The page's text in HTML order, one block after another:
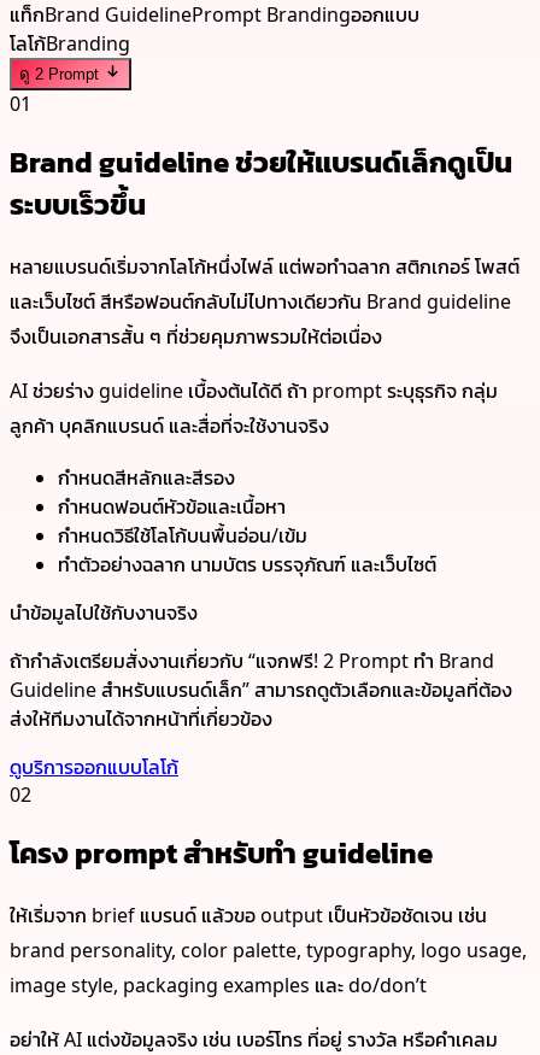
แท็กBrand GuidelinePrompt Brandingออกแบบ
โลโก้Branding
ดู 2 Prompt
01
Brand guideline ช่วยให้แบรนด์เล็กดูเป็น
ระบบเร็วขึ้น
หลายแบรนด์เริ่มจากโลโก้หนึ่งไฟล์ แต่พอทำฉลาก สติกเกอร์ โพสต์
และเว็บไซต์ สีหรือฟอนต์กลับไม่ไปทางเดียวกัน Brand guideline
จึงเป็นเอกสารสั้น ๆ ที่ช่วยคุมภาพรวมให้ต่อเนื่อง
AI ช่วยร่าง guideline เบื้องต้นได้ดี ถ้า prompt ระบุธุรกิจ กลุ่ม
ลูกค้า บุคลิกแบรนด์ และสื่อที่จะใช้งานจริง
กำหนดสีหลักและสีรอง
กำหนดฟอนต์หัวข้อและเนื้อหา
กำหนดวิธีใช้โลโก้บนพื้นอ่อน/เข้ม
ทำตัวอย่างฉลาก นามบัตร บรรจุภัณฑ์ และเว็บไซต์
นำข้อมูลไปใช้กับงานจริง
ถ้ากำลังเตรียมสั่งงานเกี่ยวกับ “แจกฟรี! 2 Prompt ทำ Brand
Guideline สำหรับแบรนด์เล็ก” สามารถดูตัวเลือกและข้อมูลที่ต้อง
ส่งให้ทีมงานได้จากหน้าที่เกี่ยวข้อง
ดูบริการออกแบบโลโก้
02
โครง prompt สำหรับทำ guideline
ให้เริ่มจาก brief แบรนด์ แล้วขอ output เป็นหัวข้อชัดเจน เช่น
brand personality, color palette, typography, logo usage,
image style, packaging examples และ do/don’t
อย่าให้ AI แต่งข้อมูลจริง เช่น เบอร์โทร ที่อยู่ รางวัล หรือคำเคลม